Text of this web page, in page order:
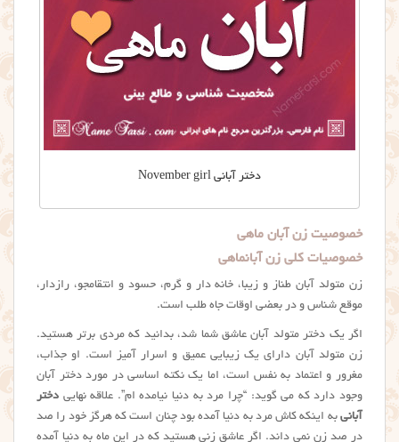
دختر آبانی November girl
خصوصیت زن آبان ماهی
خصوصیات کلی زن آبانماهی
زن متولد آبان طناز و زیبا، خانه دار و گرم، حسود و انتقامجو، رازدار،‌
موقع شناس و در بعضی اوقات جاه طلب است.
اگر یک دختر متولد آبان عاشق شما شد، بدانید که مردی برتر هستید.
زن متولد آبان دارای یک زیبایی عمیق و اسرار آمیز است. او جذاب،
مغرور و اعتماد به نفس است، اما یک نکته اساسی در مورد دختر آبان
وجود دارد که می گوید: “چرا مرد به دنیا نیامده ام”. علاقه نهایی دختر
آبانی به اینکه کاش مرد به دنیا آمده بود چنان است که هرگز خود را صد
در صد زن نمی داند. اگر عاشق زنی هستید که در این ماه به دنیا آمده